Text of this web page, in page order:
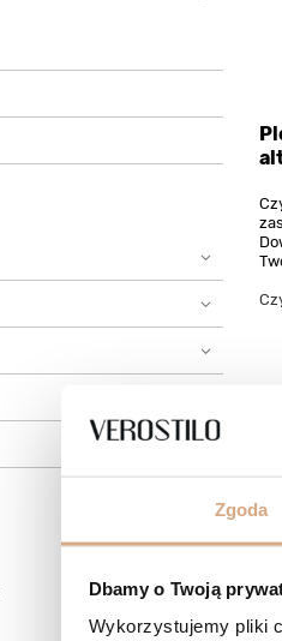
Zgoda
Dbamy o Twoją
Wykorzystujemy pliki